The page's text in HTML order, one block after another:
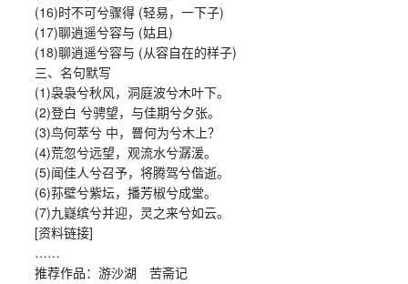
(16)时不可兮骤得 (轻易，一下子)
(17)聊逍遥兮容与 (姑且)
(18)聊逍遥兮容与 (从容自在的样子)
三、名句默写
(1)袅袅兮秋风，洞庭波兮木叶下。
(2)登白 兮骋望，与佳期兮夕张。
(3)鸟何萃兮 中，罾何为兮木上？
(4)荒忽兮远望，观流水兮潺湲。
(5)闻佳人兮召予，将腾驾兮偕逝。
(6)荪壁兮紫坛，播芳椒兮成堂。
(7)九嶷缤兮并迎，灵之来兮如云。
[资料链接]
……
推荐作品：游沙湖 苦斋记